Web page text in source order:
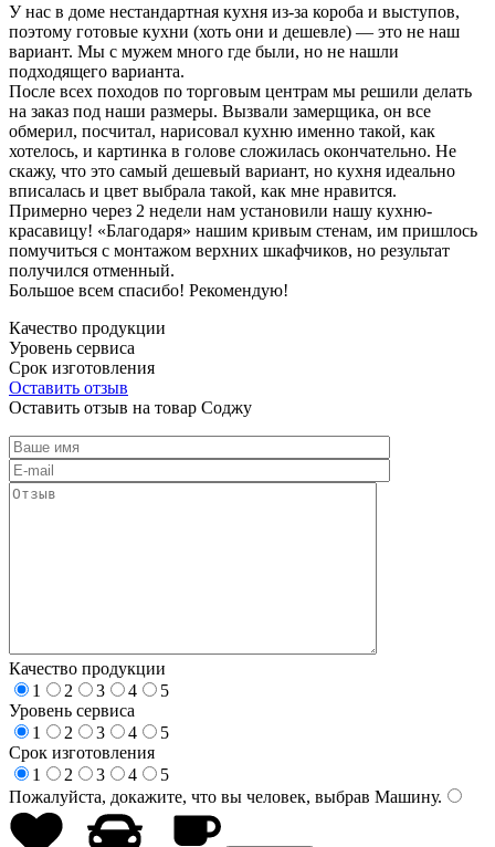
У нас в доме нестандартная кухня из-за короба и выступов,
поэтому готовые кухни (хоть они и дешевле) — это не наш
вариант. Мы с мужем много где были, но не нашли
подходящего варианта.
После всех походов по торговым центрам мы решили делать
на заказ под наши размеры. Вызвали замерщика, он все
обмерил, посчитал, нарисовал кухню именно такой, как
хотелось, и картинка в голове сложилась окончательно. Не
скажу, что это самый дешевый вариант, но кухня идеально
вписалась и цвет выбрала такой, как мне нравится.
Примерно через 2 недели нам установили нашу кухню-
красавицу! «Благодаря» нашим кривым стенам, им пришлось
помучиться с монтажом верхних шкафчиков, но результат
получился отменный.
Большое всем спасибо! Рекомендую!
Качество продукции
Уровень сервиса
Срок изготовления
Оставить отзыв
Оставить отзыв на товар Соджу
Качество продукции
1
2 3 4
5
Уровень сервиса
1
2 3 4
5
Срок изготовления
1
2 3 4
5
Пожалуйста, докажите, что вы человек, выбрав Машину.